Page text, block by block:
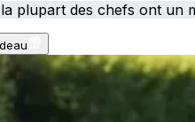
plupart des chefs ont un